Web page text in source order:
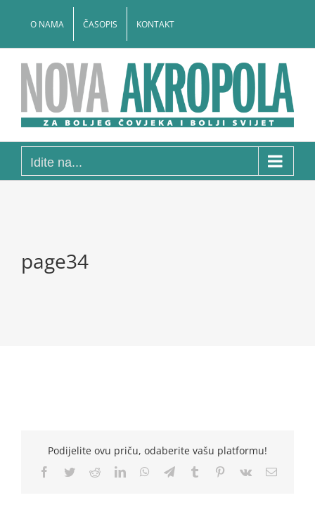
O NAMA ČASOPIS KONTAKT
Idite na...
page34
Podijelite ovu priču, odaberite vašu platformu!
Facebook
TwitterRedditLinkedInWhatsApp
TelegramTumblr Pinterest
Vk Email